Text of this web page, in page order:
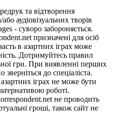
та відтворення
аудіовізуальних творів
- суворо забороняється.
призначені для осіб
в азартних іграх може
Дотримуйтесь правил
гри. При виявленні перших
зверніться до спеціаліста.
іграх не може бути
роботі.
не проводить
гроші, також сайт не